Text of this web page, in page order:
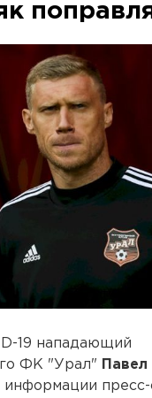
19 нападающий
ФК "Урал"
Павел
информации